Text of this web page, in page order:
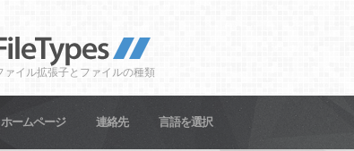
ァイル拡張子とファイルの種類
ホームページ 連絡先 言語を選択